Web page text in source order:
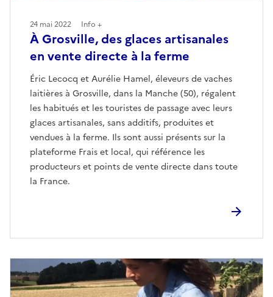
À Grosville, des glaces artisanales
en vente directe à la ferme
Éric Lecocq et Aurélie Hamel, éleveurs de vaches
laitières à Grosville, dans la Manche (50), régalent
les habitués et les touristes de passage avec leurs
glaces artisanales, sans additifs, produites et
vendues à la ferme. Ils sont aussi présents sur la
plateforme Frais et local, qui référence les
producteurs et points de vente directe dans toute
la France.
24 mai 2022 Info +